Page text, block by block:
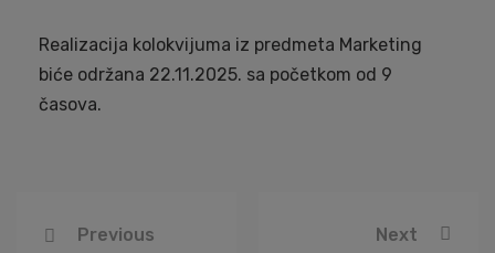
Realizacija kolokvijuma iz predmeta Marketing
biće održana 22.11.2025. sa početkom od 9
časova.
Previous Next